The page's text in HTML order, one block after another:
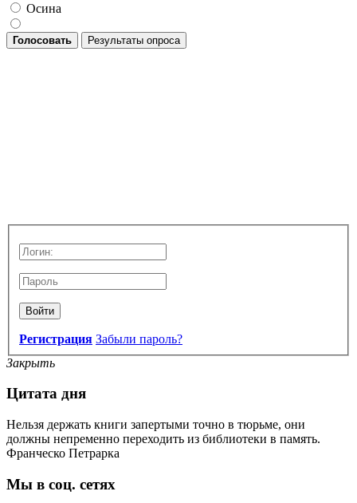
Осина
Голосовать Результаты опроса
Войти
Регистрация Забыли пароль?
Закрыть
Цитата дня
Нельзя держать книги запертыми точно в тюрьме, они
должны непременно переходить из библиотеки в память.
Франческо Петрарка
Мы в соц. сетях